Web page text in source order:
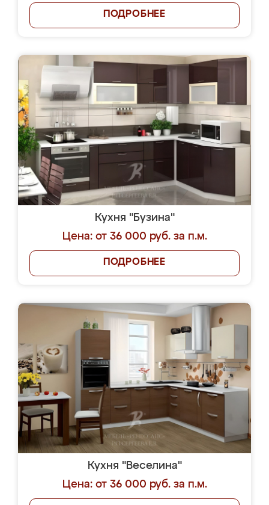
ПОДРОБНЕЕ
Кухня "Бузина"
Цена: от 36 000 руб. за п.м.
ПОДРОБНЕЕ
Кухня "Веселина"
Цена: от 36 000 руб. за п.м.